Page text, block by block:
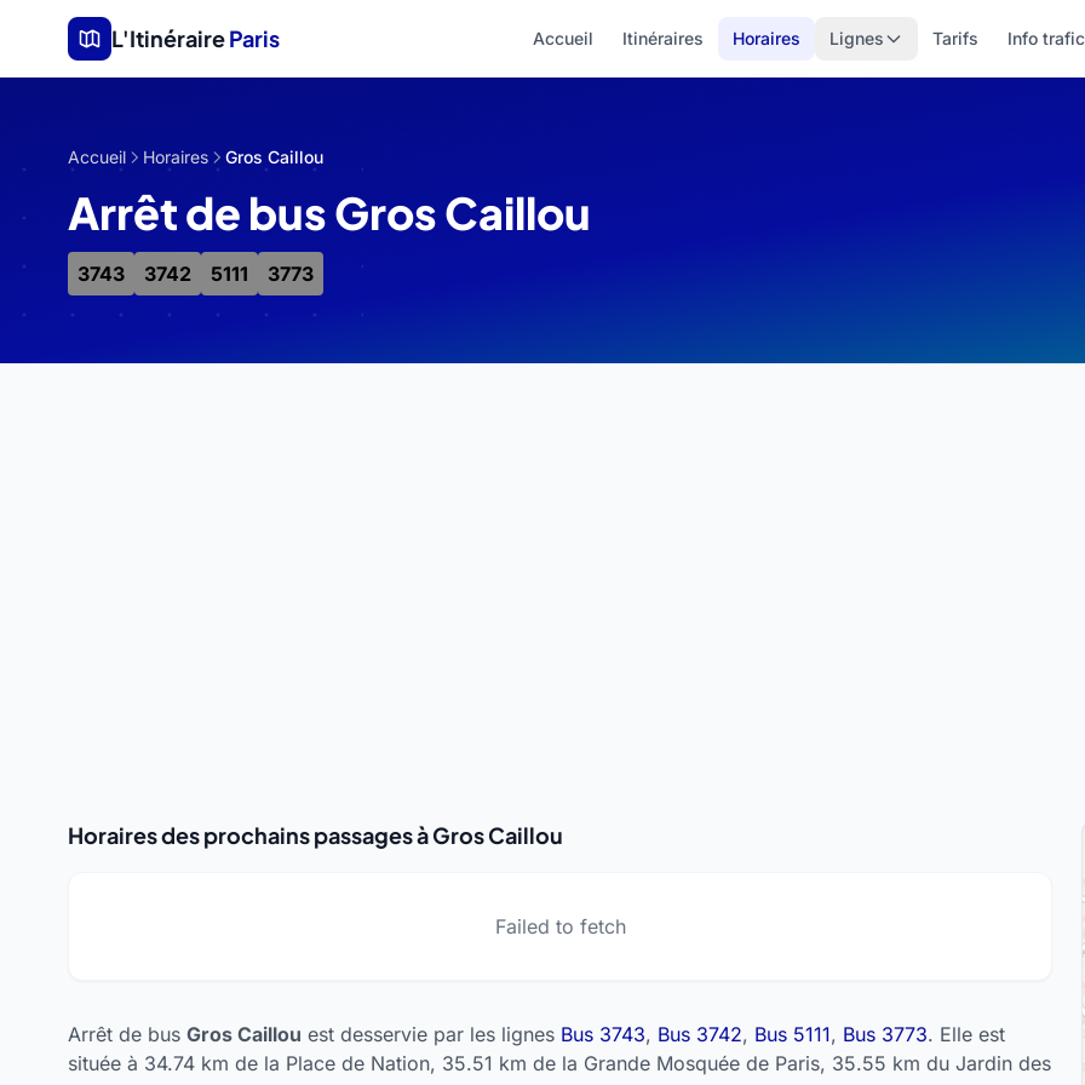
Aller au contenu principal
L'ItinéraireParis Accueil Itinéraires Horaires Lignes Tarifs Info trafic
Accueil Horaires Gros Caillou
Arrêt de bus Gros Caillou
3743 3742 5111 3773
Horaires des prochains passages à Gros Caillou
Failed to fetch
Arrêt de bus Gros Caillou est desservie par les lignes Bus 3743, Bus 3742, Bus 5111, Bus 3773. Elle est
située à 34.74 km de la Place de Nation, 35.51 km de la Grande Mosquée de Paris, 35.55 km du Jardin des